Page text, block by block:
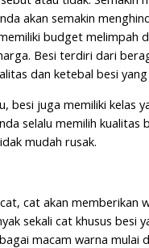
akan semakin
budget melimpah
Besi terdiri dari
dan ketebal besi
besi juga memiliki kelas
selalu memilih kualitas
mudah rusak.
cat akan memberikan
sekali cat khusus besi
macam warna mulai